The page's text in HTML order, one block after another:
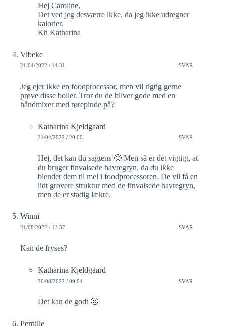
Hej Caroline,
Det ved jeg desværre ikke, da jeg ikke udregner
kalorier.
Kh Katharina
Vibeke
21/04/2022 / 14:31 SVAR
Jeg ejer ikke en foodprocessor, men vil rigtig gerne
prøve disse boller. Tror du de bliver gode med en
håndmixer med rørepinde på?
Katharina Kjeldgaard
21/04/2022 / 20:00 SVAR
Hej, det kan du sagtens 🙂 Men så er det vigtigt, at
du bruger finvalsede havregryn, da du ikke
blender dem til mel i foodprocessoren. De vil få en
lidt grovere struktur med de finvalsede havregryn,
men de er stadig lækre.
Winni
21/08/2022 / 13:37 SVAR
Kan de fryses?
Katharina Kjeldgaard
30/08/2022 / 09:04 SVAR
Det kan de godt 🙂
Pernille